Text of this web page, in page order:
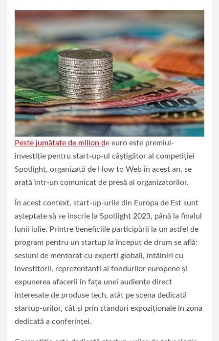
Peste jumătate de milion de euro este premiul-
investiţie pentru start-up-ul câştigător al competiţiei
Spotlight, organizată de How to Web în acest an, se
arată într-un comunicat de presă al organizatorilor.
În acest context, start-up-urile din Europa de Est sunt
aşteptate să se înscrie la Spotlight 2023, până la finalul
lunii iulie. Printre beneficiile participării la un astfel de
program pentru un startup la început de drum se află:
sesiuni de mentorat cu experţi globali, întâlniri cu
investitorii, reprezentanţi ai fondurilor europene şi
expunerea afacerii în faţa unei audienţe direct
interesate de produse tech, atât pe scena dedicată
startup-urilor, cât şi prin standuri expoziţionale în zona
dedicată a conferinţei.